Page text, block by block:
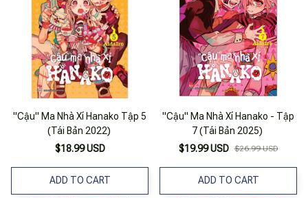
"Cậu" Ma Nhà Xí Hanako Tập 5
(Tái Bản 2022)
$18.99 USD
ADD TO CART
"Cậu" Ma Nhà Xí Hanako - Tập
7 (Tái Bản 2025)
$19.99 USD $26.99 USD
ADD TO CART